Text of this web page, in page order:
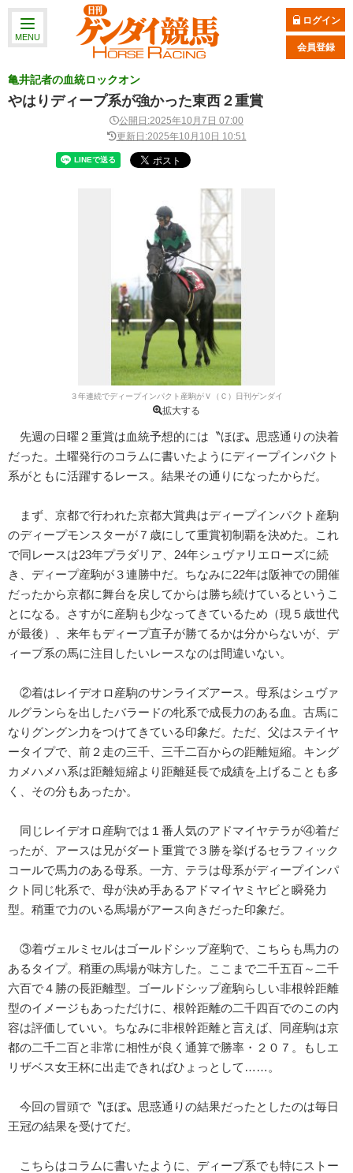
MENU
ログイン
会員登録
亀井記者の血統ロックオン
やはりディープ系が強かった東西２重賞
公開日:2025年10月7日 07:00
更新日:2025年10月10日 10:51
３年連続でディープインパクト産駒がＶ（Ｃ）日刊ゲンダイ
拡大する
先週の日曜２重賞は血統予想的には〝ほぼ〟思惑通りの決着
だった。土曜発行のコラムに書いたようにディープインパクト
系がともに活躍するレース。結果その通りになったからだ。
まず、京都で行われた京都大賞典はディープインパクト産駒
のディープモンスターが７歳にして重賞初制覇を決めた。これ
で同レースは23年プラダリア、24年シュヴァリエローズに続
き、ディープ産駒が３連勝中だ。ちなみに22年は阪神での開催
だったから京都に舞台を戻してからは勝ち続けているというこ
とになる。さすがに産駒も少なってきているため（現５歳世代
が最後）、来年もディープ直子が勝てるかは分からないが、デ
ィープ系の馬に注目したいレースなのは間違いない。
②着はレイデオロ産駒のサンライズアース。母系はシュヴァ
ルグランらを出したバラードの牝系で成長力のある血。古馬に
なりグングン力をつけてきている印象だ。ただ、父はステイヤ
ータイプで、前２走の三千、三千二百からの距離短縮。キング
カメハメハ系は距離短縮より距離延長で成績を上げることも多
く、その分もあったか。
同じレイデオロ産駒では１番人気のアドマイヤテラが④着だ
ったが、アースは兄がダート重賞で３勝を挙げるセラフィック
コールで馬力のある母系。一方、テラは母系がディープインパ
クト同じ牝系で、母が決め手あるアドマイヤミヤビと瞬発力
型。稍重で力のいる馬場がアース向きだった印象だ。
③着ヴェルミセルはゴールドシップ産駒で、こちらも馬力の
あるタイプ。稍重の馬場が味方した。ここまで二千五百～二千
六百で４勝の長距離型。ゴールドシップ産駒らしい非根幹距離
型のイメージもあっただけに、根幹距離の二千四百でのこの内
容は評価していい。ちなみに非根幹距離と言えば、同産駒は京
都の二千二百と非常に相性が良く通算で勝率・２０７。もしエ
リザベス女王杯に出走できればひょっとして……。
今回の冒頭で〝ほぼ〟思惑通りの結果だったとしたのは毎日
王冠の結果を受けてだ。
こちらはコラムに書いたように、ディープ系でも特にストー